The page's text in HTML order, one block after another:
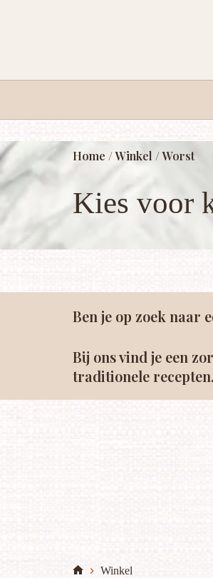
Home /Winkel / Worst
Kies voor
Ben je op zoek naar
Bij ons vind je een
traditionele recepten.
Winkel